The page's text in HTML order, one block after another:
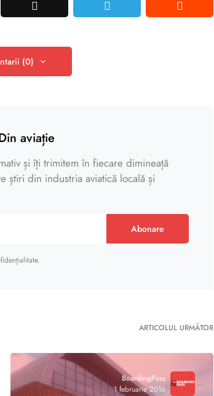
(0)
aviație
și îți trimitem în fiecare dimineață
știri din industria aviatică locală și
Abonare
ARTICOLUL URMĂTOR
BoardingPass
1 februarie 2016